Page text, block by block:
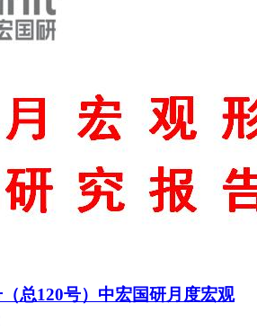
总120号）中宏国研月度宏观